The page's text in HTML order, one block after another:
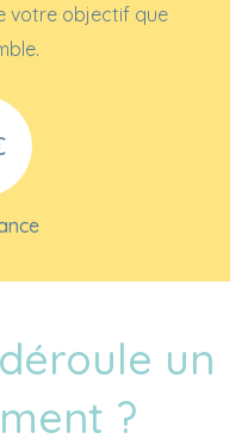
votre objectif que
un
?